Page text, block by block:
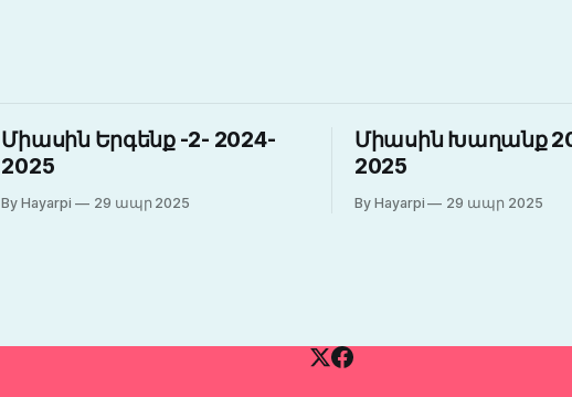
Միասին Երգենք -2- 2024-
2025
By Hayarpi 29 ապր 2025
Միասին Խաղանք
2025
By Hayarpi 29 ապր 2025